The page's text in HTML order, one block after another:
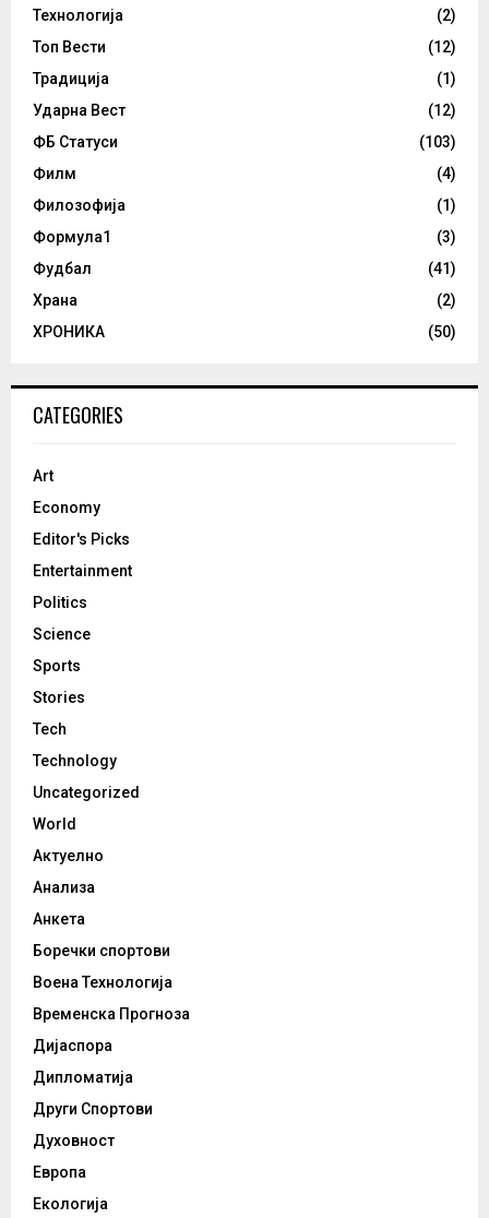
Технологија
(2)
Топ Вести
(12)
Традиција
(1)
Ударна Вест
(12)
ФБ Статуси
(103)
Филм
(4)
Филозофија
(1)
Формула1
(3)
Фудбал
(41)
Храна
(2)
ХРОНИКА
(50)
CATEGORIES
Art
Economy
Editor's Picks
Entertainment
Politics
Science
Sports
Stories
Tech
Technology
Uncategorized
World
Актуелно
Анализа
Анкета
Боречки спортови
Воена Технологија
Временска Прогноза
Дијаспора
Дипломатија
Други Спортови
Духовност
Европа
Екологија